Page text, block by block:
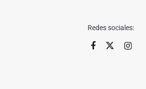
Redes sociales: